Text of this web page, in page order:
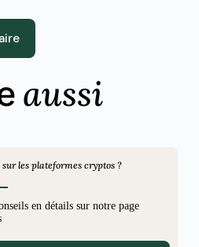
aussi
les plateformes cryptos ?
en détails sur notre page